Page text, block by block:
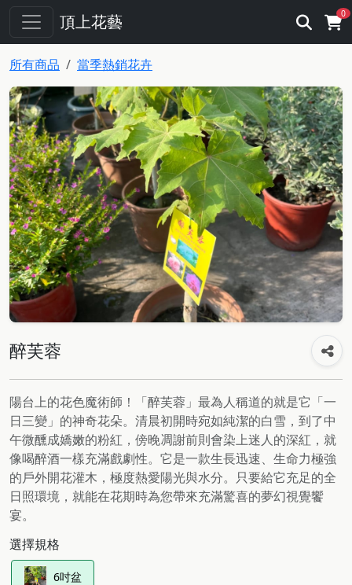
頂上花藝 0
所有商品 當季熱銷花卉
醉芙蓉
陽台上的花色魔術師！「醉芙蓉」最為人稱道的就是它「一
日三變」的神奇花朵。清晨初開時宛如純潔的白雪，到了中
午微醺成嬌嫩的粉紅，傍晚凋謝前則會染上迷人的深紅，就
像喝醉酒一樣充滿戲劇性。它是一款生長迅速、生命力極強
的戶外開花灌木，極度熱愛陽光與水分。只要給它充足的全
日照環境，就能在花期時為您帶來充滿驚喜的夢幻視覺饗
宴。
選擇規格
6吋盆